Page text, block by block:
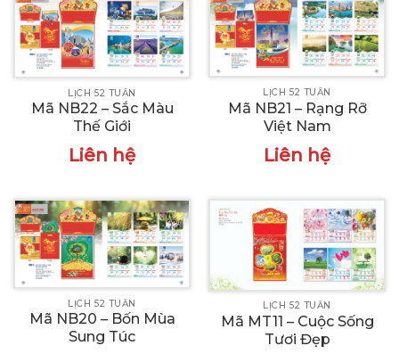
LỊCH 52 TUẦN
Mã NB22 – Sắc Màu
Thế Giới
Liên hệ
LỊCH 52 TUẦN
Mã NB21 – Rạng Rỡ
Việt Nam
Liên hệ
LỊCH 52 TUẦN
Mã NB20 – Bốn Mùa
Sung Túc
LỊCH 52 TUẦN
Mã MT11 – Cuộc Sống
Tươi Đẹp